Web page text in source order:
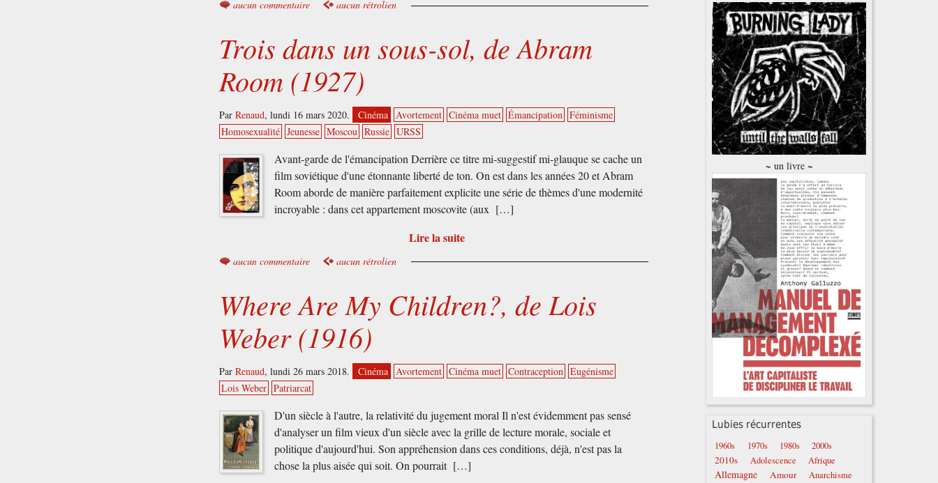
aucun commentaire aucun rétrolien
Trois dans un sous-sol, de Abram
Room (1927)
ParRenaud,lundi 16 mars 2020. Cinéma Avortement Cinéma muet Émancipation Féminisme
Homosexualité Jeunesse Moscou Russie URSS
Avant-garde de l'émancipation Derrière ce titre mi-suggestif mi-glauque se cache un
film soviétique d'une étonnante liberté de ton. On est dans les années 20 et Abram
Room aborde de manière parfaitement explicite une série de thèmes d'une modernité
incroyable : dans cet appartement moscovite (aux […]
Lire la suite
aucun commentaire aucun rétrolien
Where Are My Children?, de Lois
Weber (1916)
ParRenaud,lundi 26 mars 2018. Cinéma Avortement Cinéma muet Contraception Eugénisme
Lois Weber Patriarcat
D'un siècle à l'autre, la relativité du jugement moral Il n'est évidemment pas sensé
d'analyser un film vieux d'un siècle avec la grille de lecture morale, sociale et
politique d'aujourd'hui. Son appréhension dans ces conditions, déjà, n'est pas la
chose la plus aisée qui soit. On pourrait […]
~ un livre ~
Lubies récurrentes
1960s 1970s 1980s 2000s
2010s Adolescence Afrique
Allemagne Amour
Anarchisme